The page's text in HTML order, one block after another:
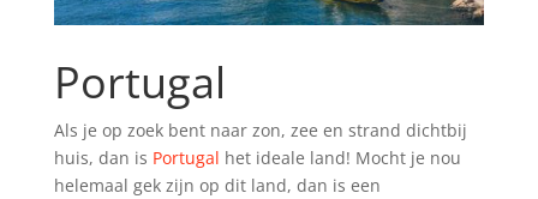
Portugal
Als je op zoek bent naar zon, zee en strand dichtbij
huis, dan is Portugal het ideale land! Mocht je nou
helemaal gek zijn op dit land, dan is een